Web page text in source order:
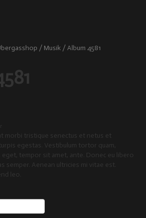
/ Musik / Album 4581
morbi tristique senectus et netus et
egestas. Vestibulum tortor quam,
tempor sit amet, ante. Donec eu libero
semper. Aenean ultricies mi vitae est.
leo.